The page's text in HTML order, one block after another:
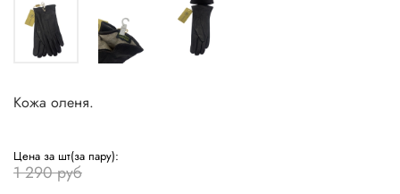
Кожа оленя.
Цена за шт(за пару):
1 290 руб